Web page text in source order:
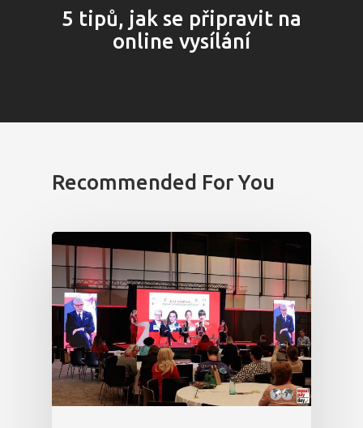
5 tipů, jak se připravit na
online vysílání
Recommended For You
Program 27.3.
Dopad
Aktuality
Vstupenky